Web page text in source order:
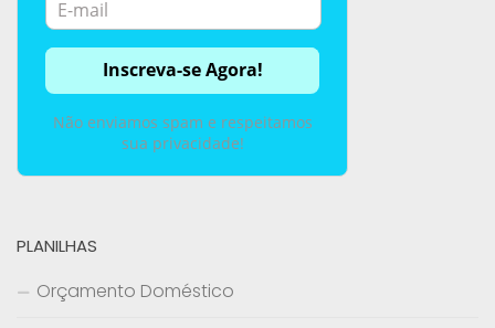
Não enviamos spam e respeitamos
sua privacidade!
PLANILHAS
Orçamento Doméstico